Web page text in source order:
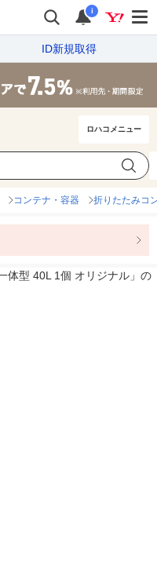
i
ID新規取得
ロハコメニュー
コンテナ・容器 折りたたみコ